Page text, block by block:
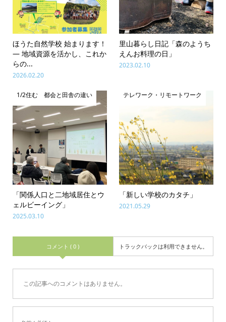
ほうた自然学校 始まります！
― 地域資源を活かし、これか
らの...
2026.02.20
里山暮らし日記「森のようち
えんお料理の日」
2023.02.10
1/2住む 都会と田舎の違い
「関係人口と二地域居住とウ
ェルビーイング」
2025.03.10
テレワーク・リモートワーク
「新しい学校のカタチ」
2021.05.29
コメント ( 0 ) トラックバックは利用できません。
この記事へのコメントはありません。